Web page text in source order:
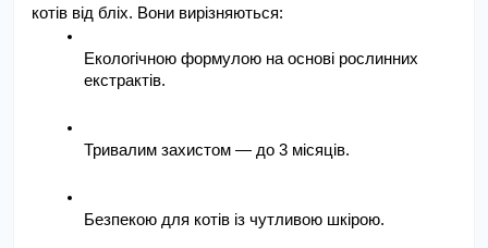
котів від бліх. Вони вирізняються:
Екологічною формулою на основі рослинних
екстрактів.
Тривалим захистом — до 3 місяців.
Безпекою для котів із чутливою шкірою.